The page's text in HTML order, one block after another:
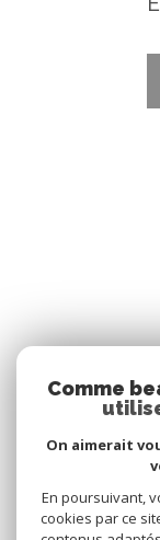
Comme
On aimerait
En poursuivant,
cookies par ce